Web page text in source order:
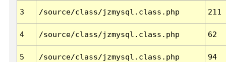
3 /source/class/jzmysql.class.php 211
4 /source/class/jzmysql.class.php 62
5 /source/class/jzmysql.class.php 94